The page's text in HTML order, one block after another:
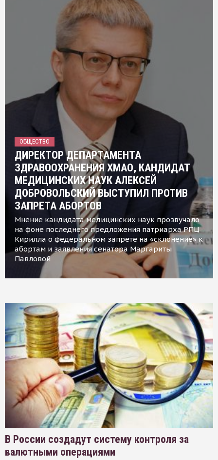
ОБЩЕСТВО
ДИРЕКТОР ДЕПАРТАМЕНТА
ЗДРАВООХРАНЕНИЯ ХМАО, КАНДИДАТ
МЕДИЦИНСКИХ НАУК АЛЕКСЕЙ
ДОБРОВОЛЬСКИЙ ВЫСТУПИЛ ПРОТИВ
ЗАПРЕТА АБОРТОВ
Мнение кандидата медицинских наук прозвучало
на фоне последнего предложения патриарха РПЦ
Кирилла о федеральном запрете на «склонение» к
абортам и заявления сенатора Маргариты
Павловой
В России создадут систему контроля за
валютными операциями